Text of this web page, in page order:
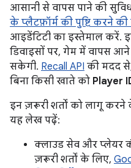
आसानी से वापस पाने की
के प्लैटफ़ॉर्म की पुष्टि करने की
आइडेंटिटी का इस्तेमाल करें.
डिवाइसों पर, गेम में वापस
सकेगी. Recall API की मदद
बिना किसी खाते को Player
इन ज़रूरी शर्तों को लागू करने
यह लेख पढ़ें:
क्लाउड सेव और प्लेयर
ज़रूरी शर्तों के लिए,